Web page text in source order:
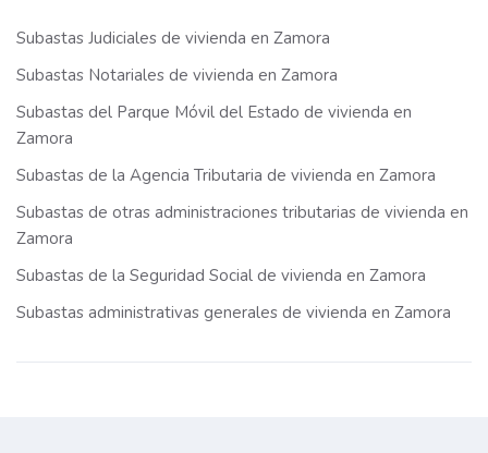
Subastas Judiciales de vivienda en Zamora
Subastas Notariales de vivienda en Zamora
Subastas del Parque Móvil del Estado de vivienda en
Zamora
Subastas de la Agencia Tributaria de vivienda en Zamora
Subastas de otras administraciones tributarias de vivienda en
Zamora
Subastas de la Seguridad Social de vivienda en Zamora
Subastas administrativas generales de vivienda en Zamora